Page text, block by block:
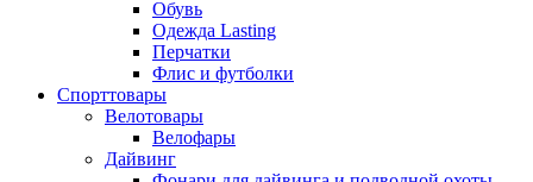
Обувь
Одежда Lasting
Перчатки
Флис и футболки
Спорттовары
Велотовары
Велофары
Дайвинг